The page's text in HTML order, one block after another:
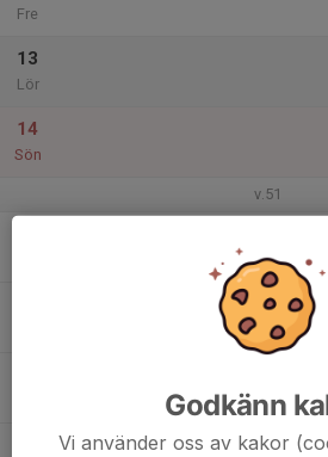
Fre
13
Lör
14
Sön
v.51
Godkänn
Vi använder oss av kakor